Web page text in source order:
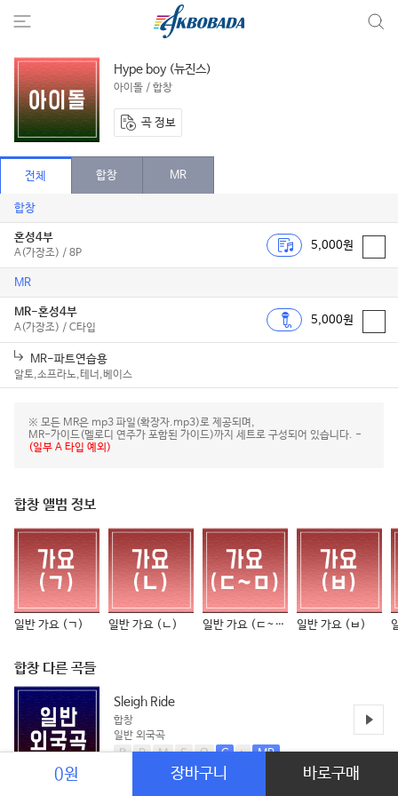
Hype boy (뉴진스)
아이돌 / 합창
곡 정보
전체 합창 MR
합창
혼성4부
A(가장조) / 8P
5,000원
MR
MR-혼성4부
A(가장조) / C타입
5,000원
MR-파트연습용
알토,소프라노,테너,베이스
※ 모든 MR은 mp3 파일(확장자.mp3)로 제공되며,
MR-가이드(멜로디 연주가 포함된 가이드)까지 세트로 구성되어 있습니다. -
(일부 A 타입 예외)
합창 앨범 정보
일반 가요 (ㄱ) 일반 가요 (ㄴ) 일반 가요 (ㄷ~ㅁ) 일반 가요 (ㅂ)
합창 다른 곡들
Sleigh Ride
합창
일반 외국곡
B P M S O C MR
0원 장바구니 바로구매